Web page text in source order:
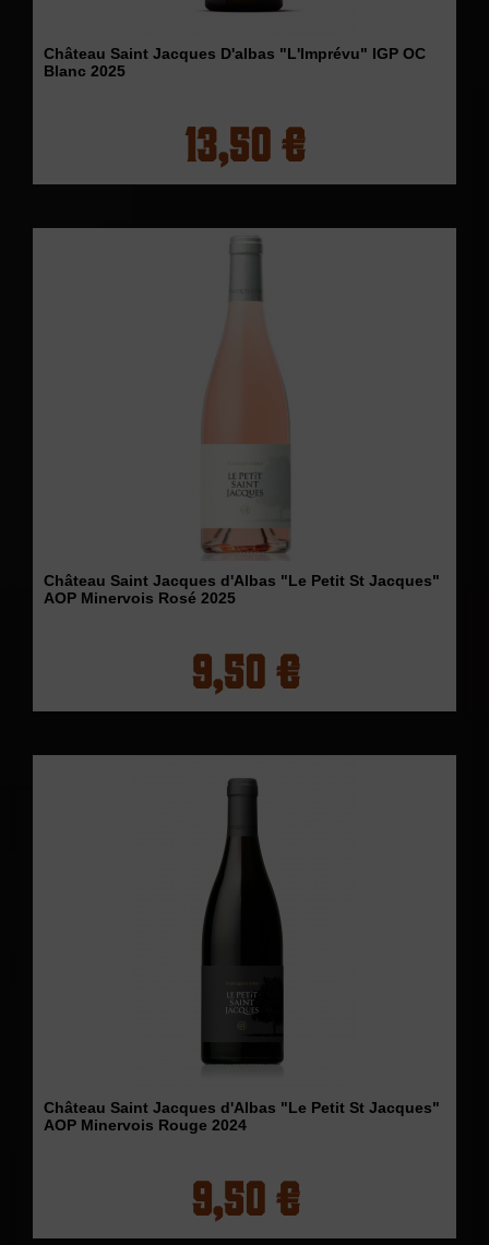
Château Saint Jacques D'albas "L'Imprévu" IGP OC
Blanc 2025
13,50 €
Château Saint Jacques d'Albas "Le Petit St Jacques"
AOP Minervois Rosé 2025
9,50 €
Château Saint Jacques d'Albas "Le Petit St Jacques"
AOP Minervois Rouge 2024
9,50 €